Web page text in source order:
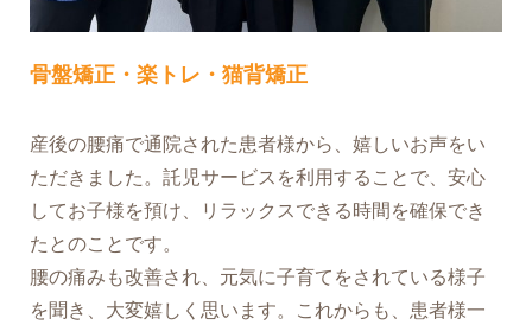
骨盤矯正・楽トレ・猫背矯正
産後の腰痛で通院された患者様から、嬉しいお声をい
ただきました。託児サービスを利用することで、安心
してお子様を預け、リラックスできる時間を確保でき
たとのことです。
腰の痛みも改善され、元気に子育てをされている様子
を聞き、大変嬉しく思います。これからも、患者様一